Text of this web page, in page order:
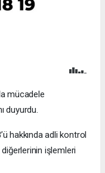
mücadele
duyurdu.
hakkında adli kontrol
diğerlerinin işlemleri